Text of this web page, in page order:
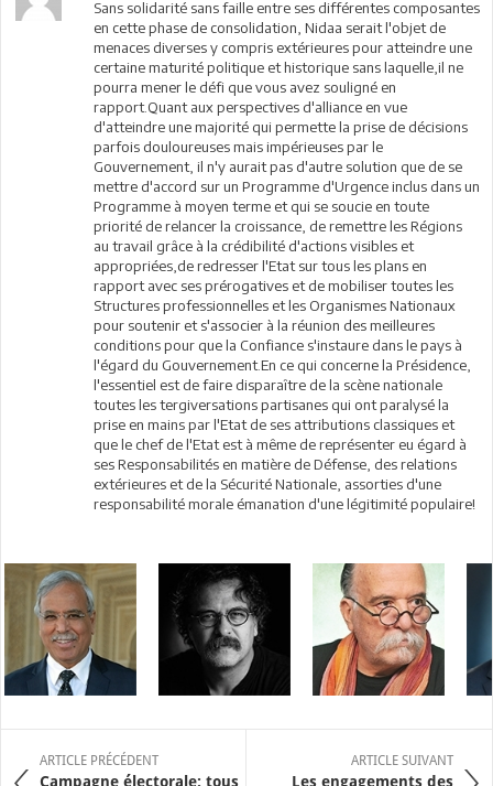
Sans solidarité sans faille entre ses différentes composantes
en cette phase de consolidation, Nidaa serait l'objet de
menaces diverses y compris extérieures pour atteindre une
certaine maturité politique et historique sans laquelle,il ne
pourra mener le défi que vous avez souligné en
rapport.Quant aux perspectives d'alliance en vue
d'atteindre une majorité qui permette la prise de décisions
parfois douloureuses mais impérieuses par le
Gouvernement, il n'y aurait pas d'autre solution que de se
mettre d'accord sur un Programme d'Urgence inclus dans un
Programme à moyen terme et qui se soucie en toute
priorité de relancer la croissance, de remettre les Régions
au travail grâce à la crédibilité d'actions visibles et
appropriées,de redresser l'Etat sur tous les plans en
rapport avec ses prérogatives et de mobiliser toutes les
Structures professionnelles et les Organismes Nationaux
pour soutenir et s'associer à la réunion des meilleures
conditions pour que la Confiance s'instaure dans le pays à
l'égard du Gouvernement.En ce qui concerne la Présidence,
l'essentiel est de faire disparaître de la scène nationale
toutes les tergiversations partisanes qui ont paralysé la
prise en mains par l'Etat de ses attributions classiques et
que le chef de l'Etat est à même de représenter eu égard à
ses Responsabilités en matière de Défense, des relations
extérieures et de la Sécurité Nationale, assorties d'une
responsabilité morale émanation d'une légitimité populaire!
ARTICLE PRÉCÉDENT
Campagne électorale: tous
ARTICLE SUIVANT
Les engagements des